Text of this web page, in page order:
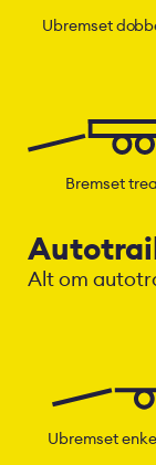
Ubremset
Bremset
Alt om
Ubremset